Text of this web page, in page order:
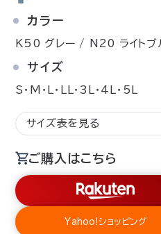
カラー
K50 グレー / N20 ライト
サイズ
S・M・L・LL・3L・4L・5L
サイズ表を見る
ご購入はこちら
Yahoo!ショッピング